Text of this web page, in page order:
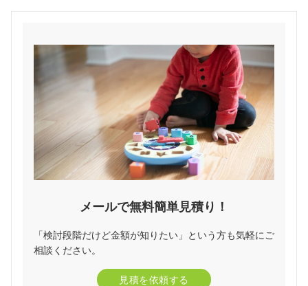
メールで無料簡単見積り！
「検討段階だけど金額が知りたい」という方も気軽にご
相談ください。
見積を依頼する